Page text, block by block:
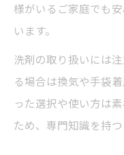
様がいるご家庭でも
います。
洗剤の取り扱いには
る場合は換気や手袋
った選択や使い方は
ため、専門知識を持